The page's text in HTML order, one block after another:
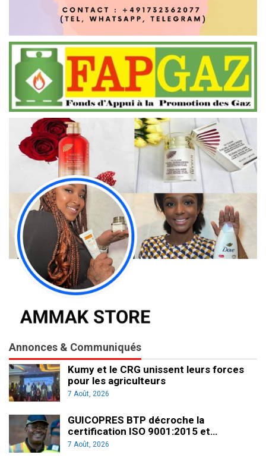
Annonces & Communiqués
Kumy et le CRG unissent leurs forces
pour les agriculteurs
7 Août, 2026
GUICOPRES BTP décroche la
certification ISO 9001:2015 et…
7 Août, 2026